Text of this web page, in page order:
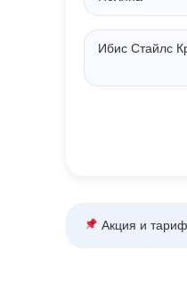
Ибис Стайлс
Акция и